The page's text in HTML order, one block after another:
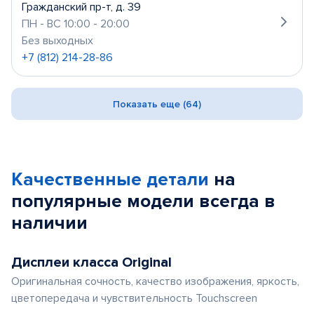
Гражданский пр-т, д. 39
ПН - ВС 10:00 - 20:00
Без выходных
+7 (812) 214-28-86
Показать еще (64)
Качественные детали на
популярные модели всегда в
наличии
Дисплеи класса Original
Оригинальная сочность, качество изображения, яркость,
цветопередача и чувствительность Touchscreen